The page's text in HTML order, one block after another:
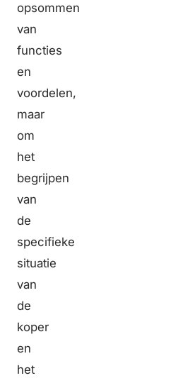
opsommen
van
functies
en
voordelen,
maar
om
het
begrijpen
van
de
specifieke
situatie
van
de
koper
en
het